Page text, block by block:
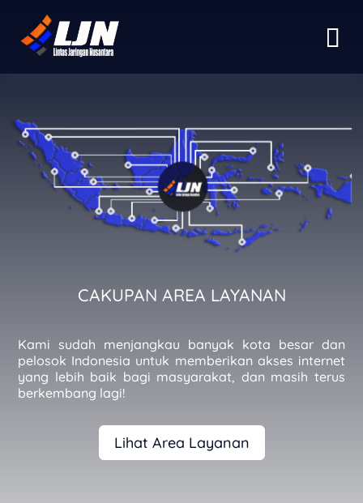
CAKUPAN AREA LAYANAN
Kami sudah menjangkau banyak kota besar dan
pelosok Indonesia untuk memberikan akses internet
yang lebih baik bagi masyarakat, dan masih terus
berkembang lagi!
Lihat Area Layanan